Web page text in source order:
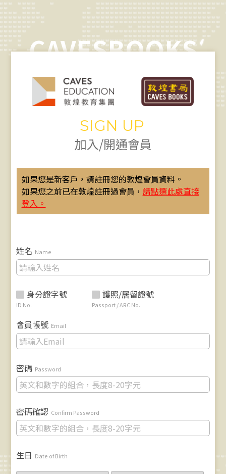
CAVESBOOKS
SIGN UP
加入/開通會員
如果您是新客戶，請註冊您的敦煌會員資料。
如果您之前已在敦煌註冊過會員， 請點選此處直接
登入。
姓名 Name
身分證字號
ID No.
護照/居留證號
Passport / ARC No.
會員帳號 Email
密碼 Password
密碼確認 Confirm Password
生日 Date of Birth